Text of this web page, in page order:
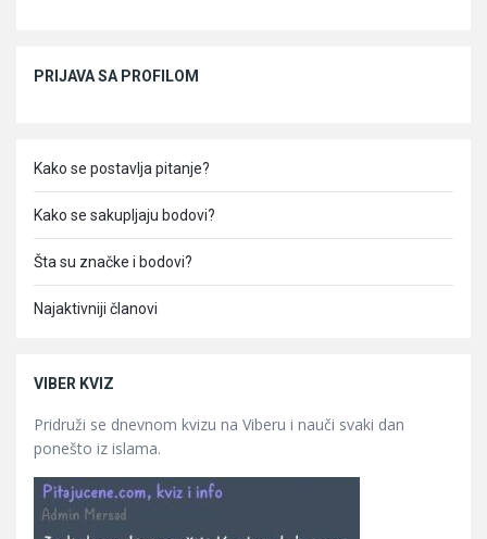
PRIJAVA SA PROFILOM
Kako se postavlja pitanje?
Kako se sakupljaju bodovi?
Šta su značke i bodovi?
Najaktivniji članovi
VIBER KVIZ
Pridruži se dnevnom kvizu na Viberu i nauči svaki dan
ponešto iz islama.